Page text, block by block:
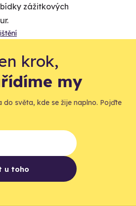
zážitkových
krok,
my
do světa, kde se žije naplno. Pojďte
u toho